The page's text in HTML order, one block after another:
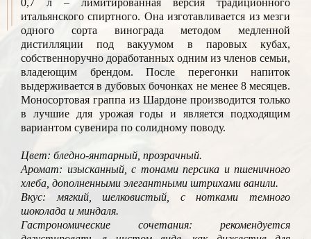
0,7 л – лимитированная версия традиционного
итальянского спиртного. Она изготавливается из мезги
одного сорта винограда методом медленной
дистилляции под вакуумом в паровых кубах,
собственноручно доработанных одним из членов семьи,
владеющим брендом. После перегонки напиток
выдерживается в дубовых бочонках не менее 8 месяцев.
Моносортовая граппа из Шардоне производится только
в лучшие для урожая годы и является подходящим
вариантом сувенира по солидному поводу.
Цвет: бледно-янтарный, прозрачный.
Аромат: изысканный, с тонами персика и пшеничного
хлеба, дополненными элегантными штрихами ванили.
Вкус: мягкий, шелковистый, с нотками темного
шоколада и миндаля.
Гастрономические сочетания: рекомендуется